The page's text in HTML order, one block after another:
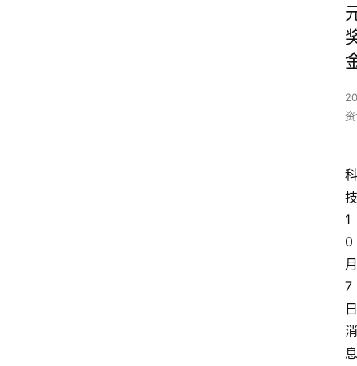
科
技
1
0
月
7
日
消
息